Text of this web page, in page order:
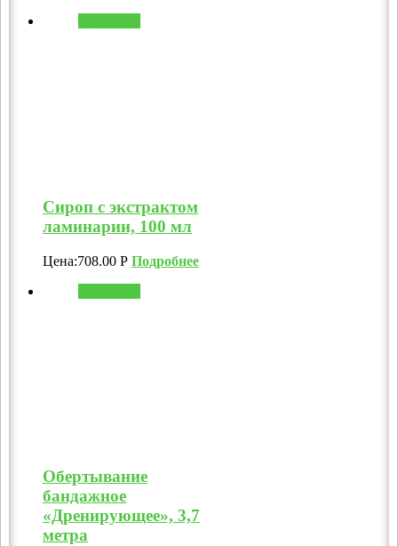
Сироп с экстрактом
ламинарии, 100 мл
Цена:708.00 Р Подробнее
Обертывание
бандажное
«Дренирующее», 3,7
метра